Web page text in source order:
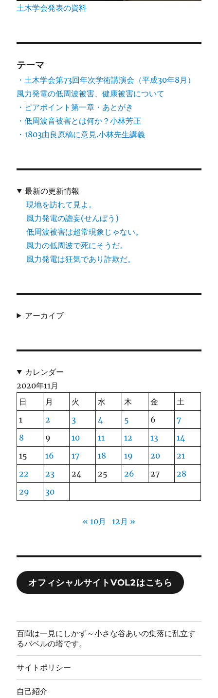
土木学会発表の資料
テーマ
・土木学会第73回年次学術講演会（平成30年8月）
風力発電の低周波被害、健康被害について
・ピアポイント第一章・あとがき
・低周波音被害とは何か？小林芳正
・1803由良原稿に意見.小林先生講義
最新の更新情報
現地を訪れて見よ。
風力発電の譫妄(せんぼう)
低周波被害は超常現象じゃない。
風力の低周波で死にそうだ。
風力発電は狂気であり詐欺だ。
アーカイブ
カレンダー
2020年11月
日
月 火 水 木 金
土
1
2 3 4 5 6
7
8
9 10 11 12 13
14
15
16 17 18 19 20
21
22
23 24 25 26 27
28
29
30
« 10月 12月 »
オフィシャルサイトVOL2はこちら
百聞は一見にしかず～小さな谷あいの集落に乱立す
るバベルの塔です。
サイトポリシー
自己紹介